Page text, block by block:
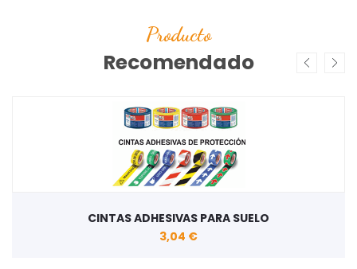
Producto
Recomendado
CINTAS ADHESIVAS PARA SUELO
3,04 €